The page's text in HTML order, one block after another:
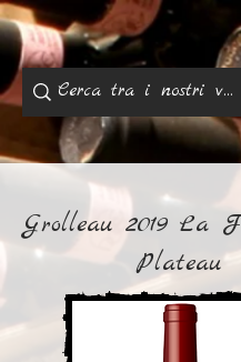
Grolleau 2019 La
Plateau